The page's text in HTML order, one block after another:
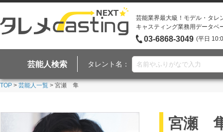
芸能業界最大級！モデル・タレ
キャスティング業務用データベ
03-6868-3049 (平日
芸能人検索 タレント名：
TOP > 芸能人一覧 > 宮瀬 隼
宮瀬